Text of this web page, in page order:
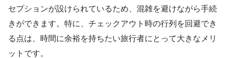
セプションが設けられているため、混雑を避けながら手続
きができます。特に、チェックアウト時の行列を回避でき
る点は、時間に余裕を持ちたい旅行者にとって大きなメリ
ットです。